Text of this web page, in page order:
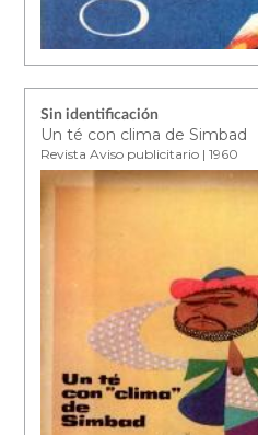
Sin identificación
Un té con clima de Simbad
Revista Aviso publicitario | 1960